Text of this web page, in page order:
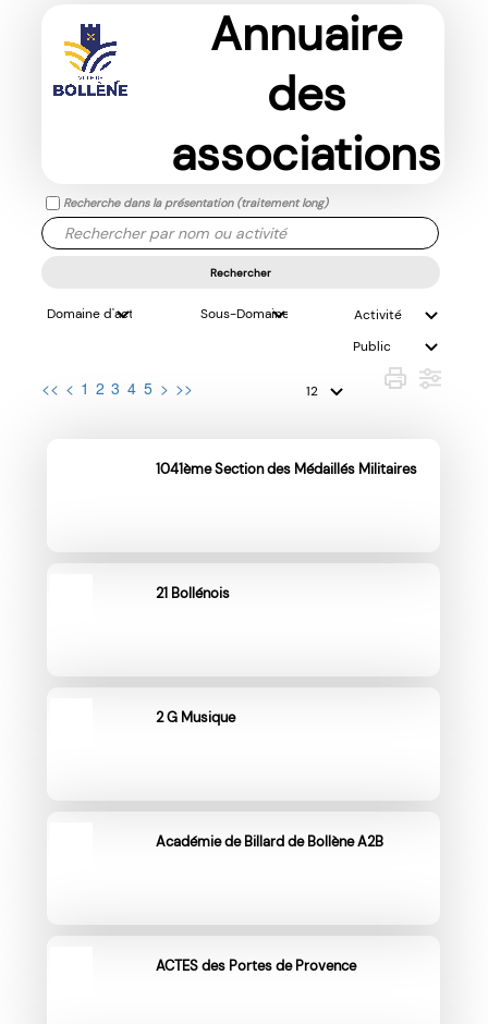
Annuaire
des
associations
Recherche dans la présentation (traitement long)
Rechercher
<< < 1 2 3 4 5 > >>
1041ème Section des Médaillés Militaires
21 Bollénois
2 G Musique
Académie de Billard de Bollène A2B
ACTES des Portes de Provence